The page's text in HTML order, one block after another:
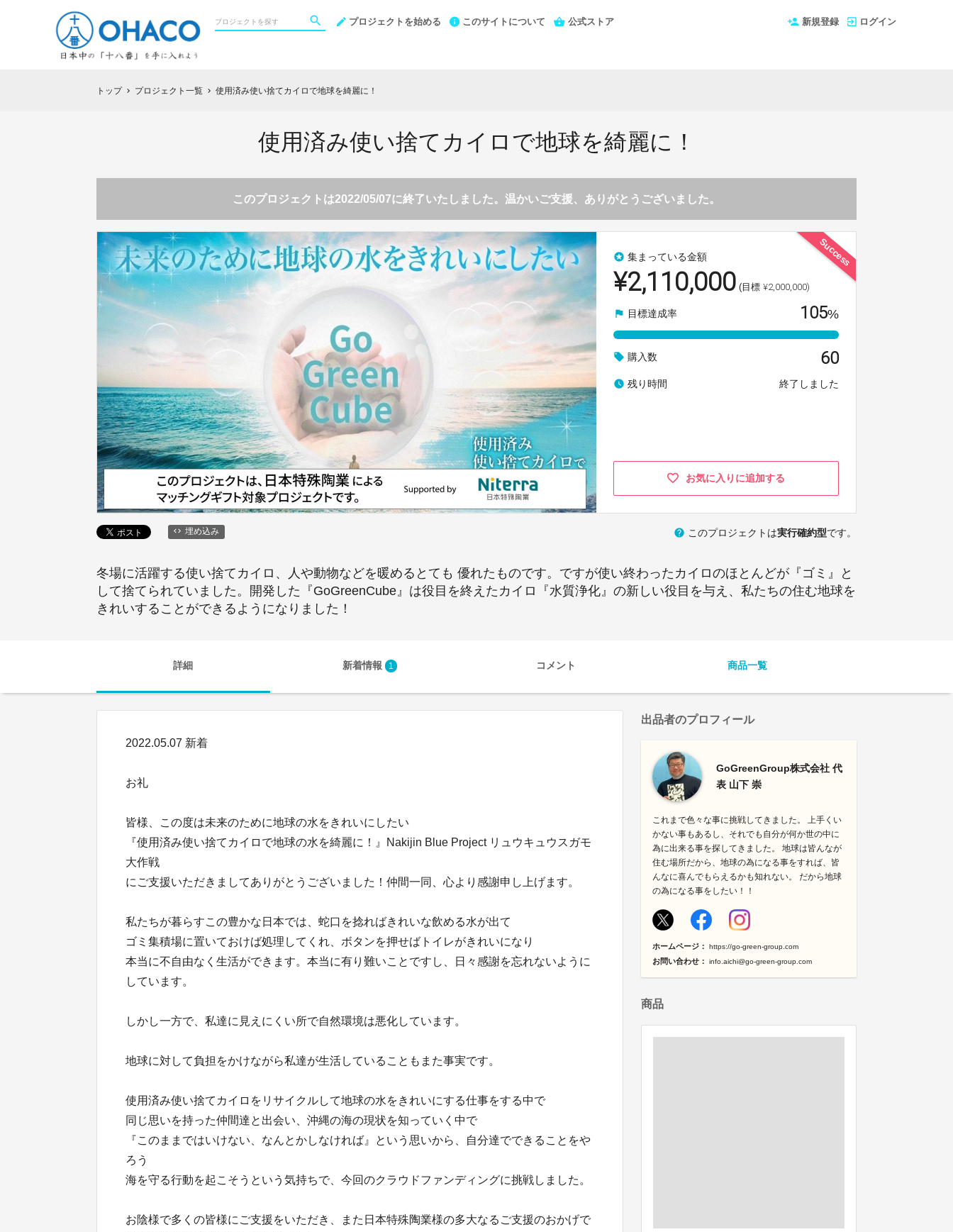
プロジェクトを始める このサイトについて 公式ストア 新規登録 ログイン
トップ chevron_right プロジェクト一覧 chevron_right 使用済み使い捨てカイロで地球を綺麗に！
使用済み使い捨てカイロで地球を綺麗に！
このプロジェクトは2022/05/07に終了いたしました。温かいご支援、ありがとうございました。
Success
stars 集まっている金額
¥2,110,000 (目標 ¥2,000,000)
flag 目標達成率 105%
local_offer 購入数 60
watch_later 残り時間 終了しました
お気に入りに追加する
埋め込み help このプロジェクトは実行確約型です。
冬場に活躍する使い捨てカイロ、人や動物などを暖めるとても 優れたものです。ですが使い終わったカイロのほとんどが『ゴミ』と
して捨てられていました。開発した『GoGreenCube』は役目を終えたカイロ『水質浄化』の新しい役目を与え、私たちの住む地球を
きれいすることができるようになりました！
詳細 新着情報 1 コメント 商品一覧
2022.05.07 新着
お礼
皆様、この度は未来のために地球の水をきれいにしたい
『使用済み使い捨てカイロで地球の水を綺麗に！』Nakijin Blue Project リュウキュウスガモ
大作戦
にご支援いただきましてありがとうございました！仲間一同、心より感謝申し上げます。
私たちが暮らすこの豊かな日本では、蛇口を捻ればきれいな飲める水が出て
ゴミ集積場に置いておけば処理してくれ、ボタンを押せばトイレがきれいになり
本当に不自由なく生活ができます。本当に有り難いことですし、日々感謝を忘れないように
しています。
しかし一方で、私達に見えにくい所で自然環境は悪化しています。
地球に対して負担をかけながら私達が生活していることもまた事実です。
使用済み使い捨てカイロをリサイクルして地球の水をきれいにする仕事をする中で
同じ思いを持った仲間達と出会い、沖縄の海の現状を知っていく中で
『このままではいけない、なんとかしなければ』という思いから、自分達でできることをや
ろう
海を守る行動を起こそうという気持ちで、今回のクラウドファンディングに挑戦しました。
お陰様で多くの皆様にご支援をいただき、また日本特殊陶業様の多大なるご支援のおかげで
出品者のプロフィール
GoGreenGroup株式会社 代
表 山下 崇
これまで色々な事に挑戦してきました。 上手くい
かない事もあるし、それでも自分が何か世の中に
為に出来る事を探してきました。 地球は皆んなが
住む場所だから、地球の為になる事をすれば、皆
んなに喜んでもらえるかも知れない。 だから地球
の為になる事をしたい！！
ホームページ： https://go-green-group.com
お問い合わせ： info.aichi@go-green-group.com
商品